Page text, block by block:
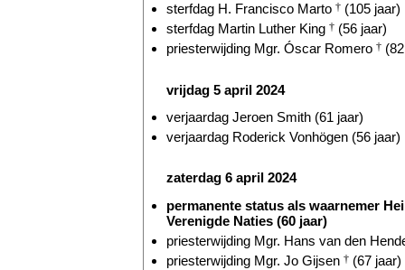
sterfdag H. Francisco Marto † (105 jaar)
sterfdag Martin Luther King † (56 jaar)
priesterwijding Mgr. Óscar Romero †
vrijdag 5 april 2024
verjaardag Jeroen Smith (61 jaar)
verjaardag Roderick Vonhögen (56 jaar)
zaterdag 6 april 2024
permanente status als waarnemer
Verenigde Naties (60 jaar)
priesterwijding Mgr. Hans van den
priesterwijding Mgr. Jo Gijsen † (67 jaar)